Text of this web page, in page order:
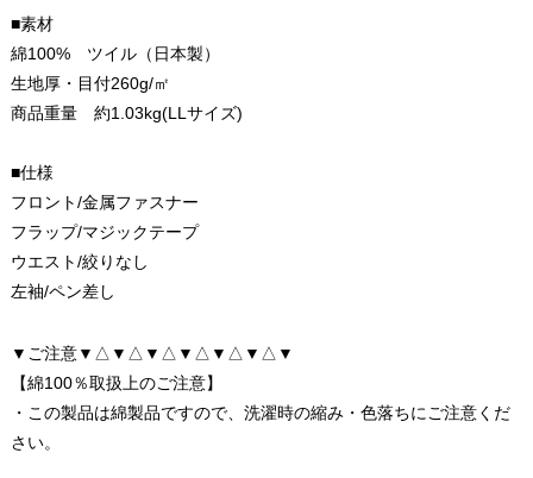
■素材
綿100% ツイル（日本製）
生地厚・目付260g/㎡
商品重量 約1.03kg(LLサイズ)
■仕様
フロント/金属ファスナー
フラップ/マジックテープ
ウエスト/絞りなし
左袖/ペン差し
▼ご注意▼△▼△▼△▼△▼△▼△▼
【綿100％取扱上のご注意】
・この製品は綿製品ですので、洗濯時の縮み・色落ちにご注意くだ
さい。